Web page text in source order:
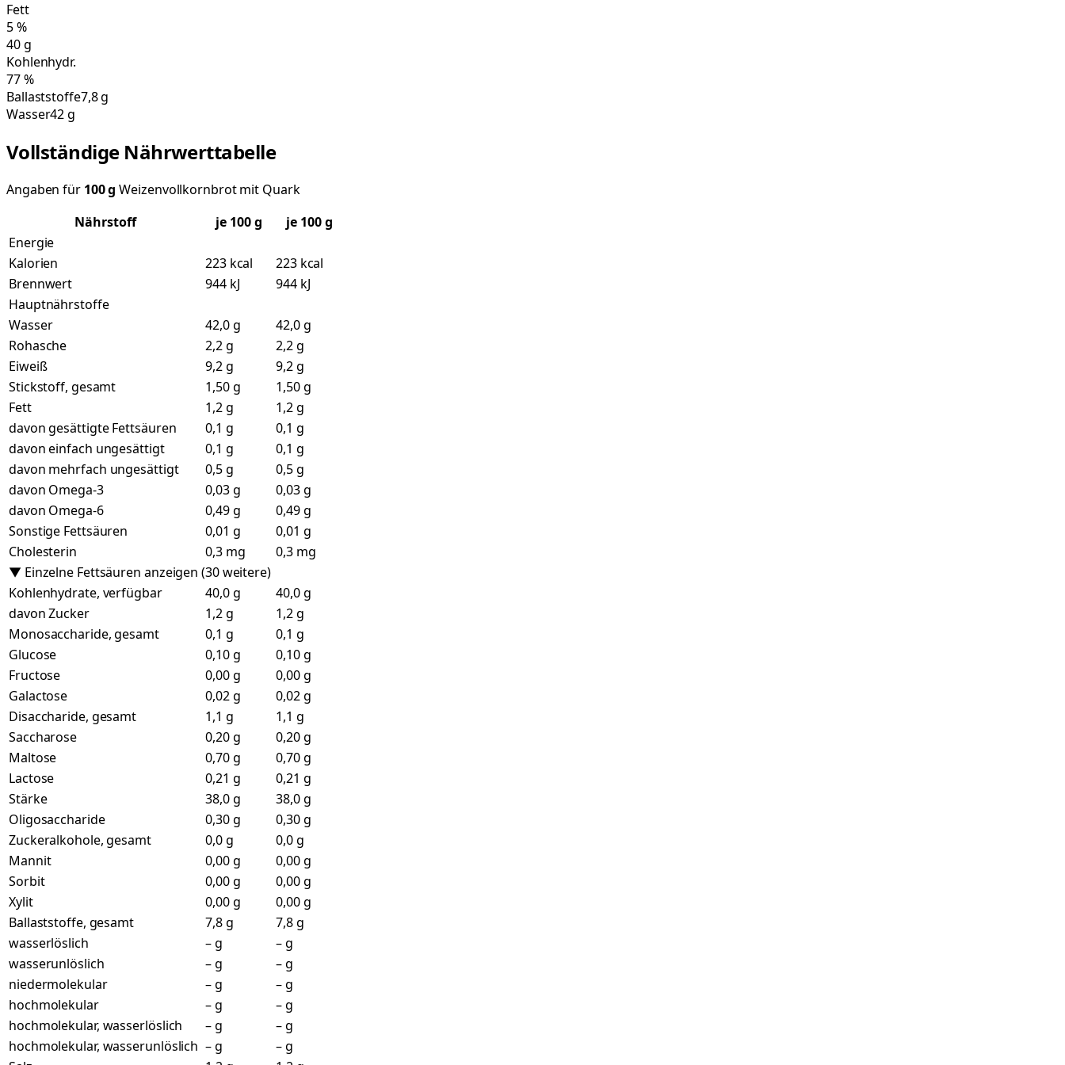
Fett
5%
40g
Kohlenhydr.
77%
Ballaststoffe7,8 g
Wasser42 g
Vollständige Nährwerttabelle
Angaben für 100g Weizenvollkornbrot mit Quark
Nährstoff
je 100g
je 100 g
Energie
Kalorien
223 kcal
223 kcal
Brennwert
944 kJ
944 kJ
Hauptnährstoffe
Wasser
42,0 g
42,0 g
Rohasche
2,2 g
2,2 g
Eiweiß
9,2 g
9,2 g
Stickstoff, gesamt
1,50 g
1,50 g
Fett
1,2 g
1,2 g
davon gesättigte Fettsäuren
0,1 g
0,1 g
davon einfach ungesättigt
0,1 g
0,1 g
davon mehrfach ungesättigt
0,5 g
0,5 g
davon Omega-3
0,03 g
0,03 g
davon Omega-6
0,49 g
0,49 g
Sonstige Fettsäuren
0,01 g
0,01 g
Cholesterin
0,3 mg
0,3 mg
▼ Einzelne Fettsäuren anzeigen (30 weitere)
Kohlenhydrate, verfügbar
40,0 g
40,0 g
davon Zucker
1,2 g
1,2 g
Monosaccharide, gesamt
0,1 g
0,1 g
Glucose
0,10 g
0,10 g
Fructose
0,00 g
0,00 g
Galactose
0,02 g
0,02 g
Disaccharide, gesamt
1,1 g
1,1 g
Saccharose
0,20 g
0,20 g
Maltose
0,70 g
0,70 g
Lactose
0,21 g
0,21 g
Stärke
38,0 g
38,0 g
Oligosaccharide
0,30 g
0,30 g
Zuckeralkohole, gesamt
0,0 g
0,0 g
Mannit
0,00 g
0,00 g
Sorbit
0,00 g
0,00 g
Xylit
0,00 g
0,00 g
Ballaststoffe, gesamt
7,8 g
7,8 g
wasserlöslich
– g
– g
wasserunlöslich
– g
– g
niedermolekular
– g
– g
hochmolekular
– g
– g
hochmolekular, wasserlöslich
– g
– g
hochmolekular, wasserunlöslich – g
– g